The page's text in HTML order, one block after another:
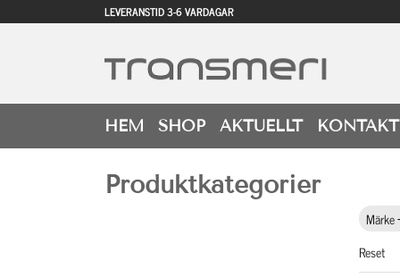
LEVERANSTID 3-6 VARDAGAR
HEM SHOP AKTUELLT KONTAKT
Produktkategorier
Märke
Reset